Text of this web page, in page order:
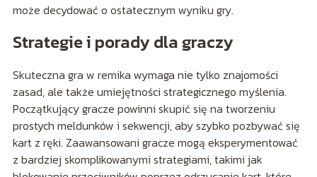
może decydować o ostatecznym wyniku gry.
Strategie i porady dla graczy
Skuteczna gra w remika wymaga nie tylko znajomości
zasad, ale także umiejętności strategicznego myślenia.
Początkujący gracze powinni skupić się na tworzeniu
prostych meldunków i sekwencji, aby szybko pozbywać się
kart z ręki. Zaawansowani gracze mogą eksperymentować
z bardziej skomplikowanymi strategiami, takimi jak